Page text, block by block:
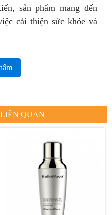
sản phẩm mang đến
cải thiện sức khỏe và
QUAN